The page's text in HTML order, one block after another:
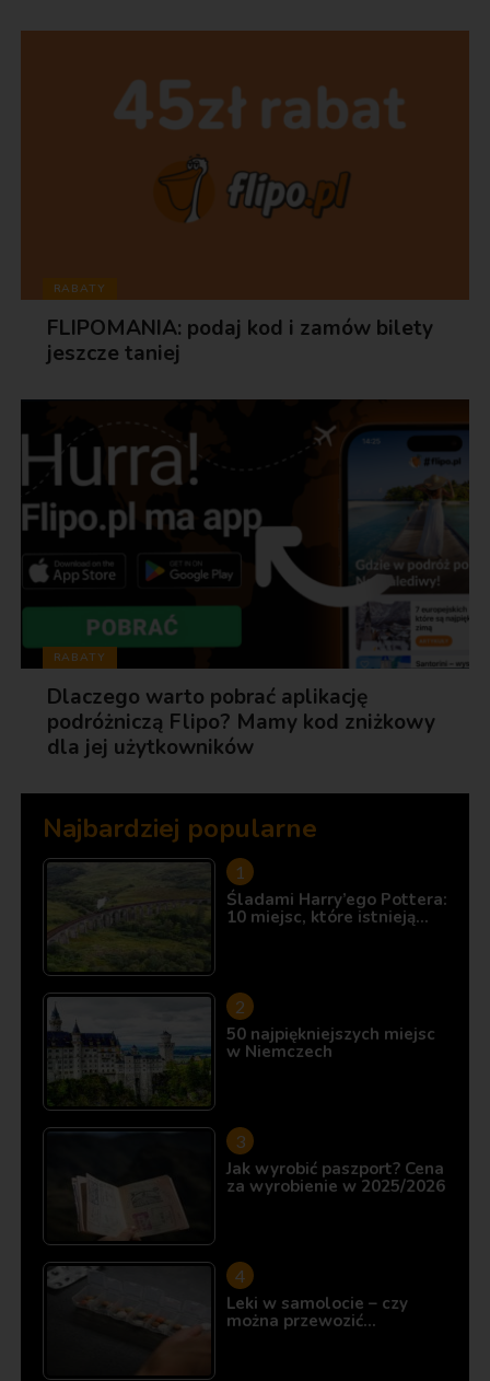
RABATY
FLIPOMANIA: podaj kod i zamów bilety
jeszcze taniej
RABATY
Dlaczego warto pobrać aplikację
podróżniczą Flipo? Mamy kod zniżkowy
dla jej użytkowników
Najbardziej popularne
Śladami Harry’ego Pottera:
10 miejsc, które istnieją…
50 najpiękniejszych miejsc
w Niemczech
Jak wyrobić paszport? Cena
za wyrobienie w 2025/2026
Leki w samolocie – czy
można przewozić…